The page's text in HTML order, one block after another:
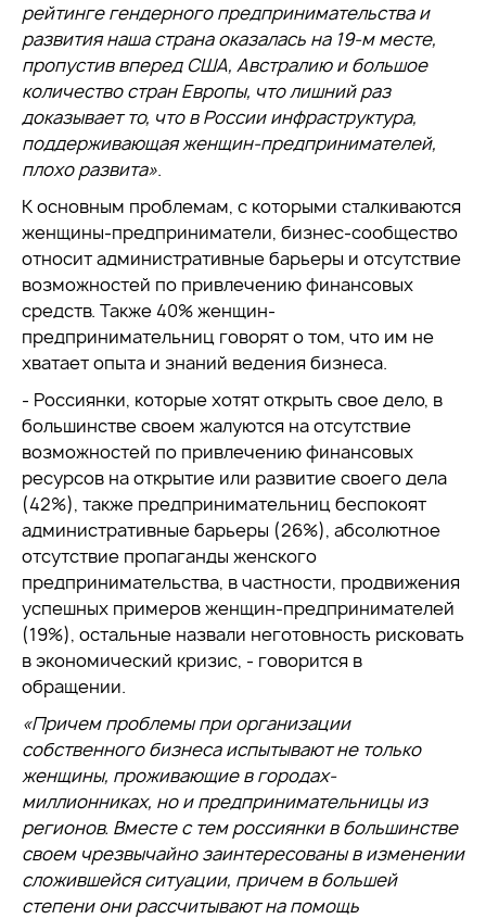
рейтинге гендерного предпринимательства и
развития наша страна оказалась на 19-м месте,
пропустив вперед США, Австралию и большое
количество стран Европы, что лишний раз
доказывает то, что в России инфраструктура,
поддерживающая женщин-предпринимателей,
плохо развита».
К основным проблемам, с которыми сталкиваются
женщины-предприниматели, бизнес-сообщество
относит административные барьеры и отсутствие
возможностей по привлечению финансовых
средств. Также 40% женщин-
предпринимательниц говорят о том, что им не
хватает опыта и знаний ведения бизнеса.
- Россиянки, которые хотят открыть свое дело, в
большинстве своем жалуются на отсутствие
возможностей по привлечению финансовых
ресурсов на открытие или развитие своего дела
(42%), также предпринимательниц беспокоят
административные барьеры (26%), абсолютное
отсутствие пропаганды женского
предпринимательства, в частности, продвижения
успешных примеров женщин-предпринимателей
(19%), остальные назвали неготовность рисковать
в экономический кризис, - говорится в
обращении.
«Причем проблемы при организации
собственного бизнеса испытывают не только
женщины, проживающие в городах-
миллионниках, но и предпринимательницы из
регионов. Вместе с тем россиянки в большинстве
своем чрезвычайно заинтересованы в изменении
сложившейся ситуации, причем в большей
степени они рассчитывают на помощь